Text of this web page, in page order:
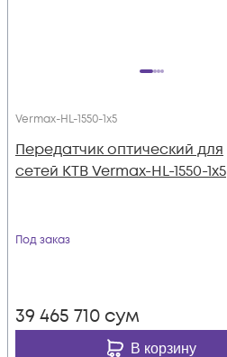
Vermax-HL-1550-1x5
Передатчик оптический для
сетей КТВ Vermax-HL-1550-1x5
Под заказ
39 465 710 сум
В корзину